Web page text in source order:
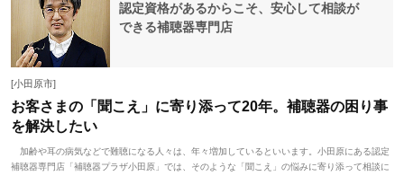
認定資格があるからこそ、安心して相談が
できる補聴器専門店
[小田原市]
お客さまの「聞こえ」に寄り添って20年。補聴器の困り事
を解決したい
加齢や耳の病気などで難聴になる人々は、年々増加しているといいます。小田原にある認定
補聴器専門店「補聴器プラザ小田原」では、そのような「聞こえ」の悩みに寄り添って相談に